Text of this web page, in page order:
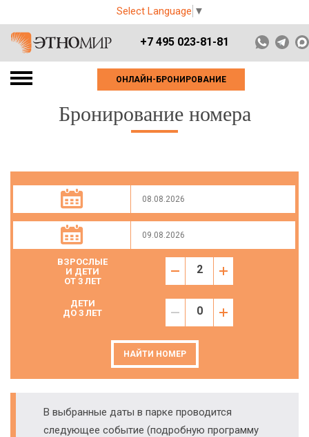
Select Language ▼
+7 495 023-81-81
ОНЛАЙН-БРОНИРОВАНИЕ
Бронирование номера
ВЗРОСЛЫЕ
И ДЕТИ
ОТ 3 ЛЕТ
ДЕТИ
ДО 3 ЛЕТ
НАЙТИ НОМЕР
В выбранные даты в парке проводится
следующее событие (подробную программу